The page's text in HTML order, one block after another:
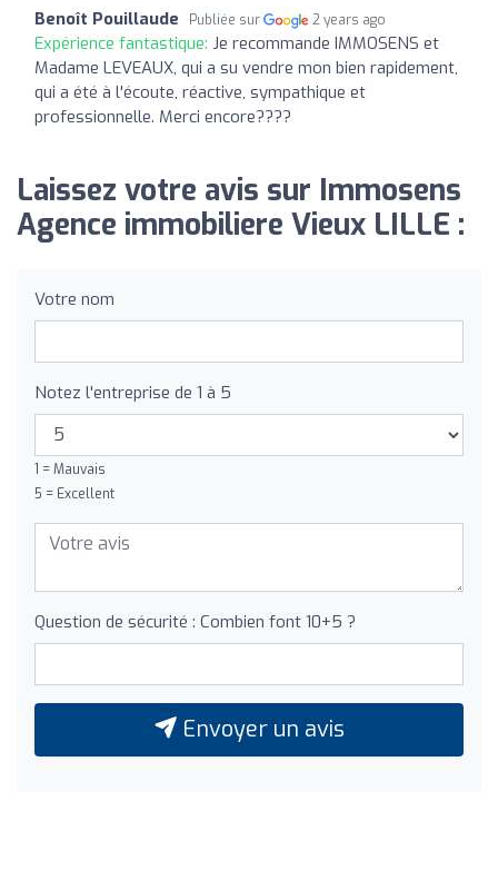
Benoît Pouillaude Publiée sur 2 years ago
Expérience fantastique: Je recommande IMMOSENS et
Madame LEVEAUX, qui a su vendre mon bien rapidement,
qui a été à l'écoute, réactive, sympathique et
professionnelle. Merci encore????
Laissez votre avis sur Immosens
Agence immobiliere Vieux LILLE :
Votre nom
Notez l'entreprise de 1 à 5
1 = Mauvais
5 = Excellent
Question de sécurité : Combien font 10+5 ?
Envoyer un avis